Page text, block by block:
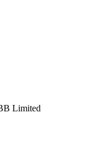
Limited